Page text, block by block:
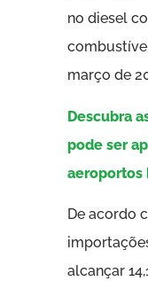
no diesel
março de
Descubra
pode ser
aeroportos
De acordo
alcançar